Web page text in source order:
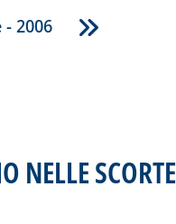
2006
NELLE SCORTE